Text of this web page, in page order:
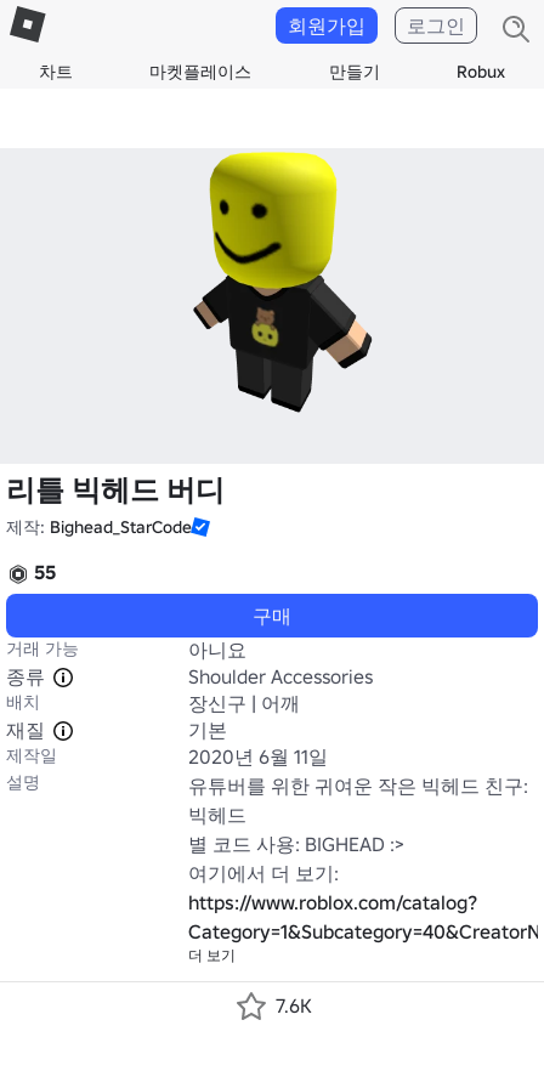
차트 마켓플레이스 만들기 Robux
회원가입 로그인
리틀 빅헤드 버디
제작: Bighead_StarCode
55
구매
거래 가능
아니요
종류
Shoulder Accessories
배치
장신구 | 어깨
재질
기본
제작일 2020년 6월 11일
설명
유튜버를 위한 귀여운 작은 빅헤드 친구:
빅헤드
별 코드 사용: BIGHEAD :>
https://www.roblox.com/catalog?
더 보기
7.6K